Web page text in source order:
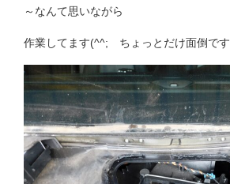
～なんて思いながら
作業してます(^^; ちょっとだけ面倒です